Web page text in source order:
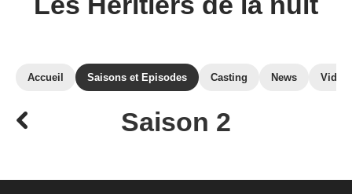
Accueil Saisons et Episodes Casting News
Saison 2